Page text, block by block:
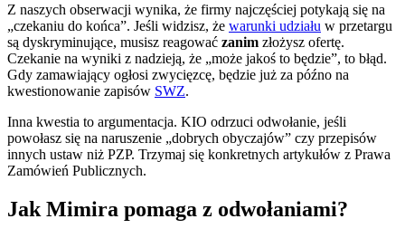
Z naszych obserwacji wynika, że firmy najczęściej potykają się na
„czekaniu do końca”. Jeśli widzisz, że warunki udziału w przetargu
są dyskryminujące, musisz reagować zanim złożysz ofertę.
Czekanie na wyniki z nadzieją, że „może jakoś to będzie”, to błąd.
Gdy zamawiający ogłosi zwycięzcę, będzie już za późno na
kwestionowanie zapisów SWZ.
Inna kwestia to argumentacja. KIO odrzuci odwołanie, jeśli
powołasz się na naruszenie „dobrych obyczajów” czy przepisów
innych ustaw niż PZP. Trzymaj się konkretnych artykułów z Prawa
Zamówień Publicznych.
Jak Mimira pomaga z odwołaniami?